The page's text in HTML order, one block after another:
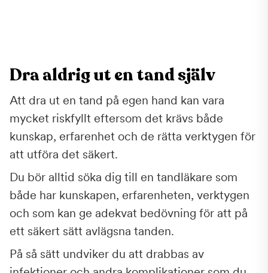
Dra aldrig ut en tand själv
Att dra ut en tand på egen hand kan vara
mycket riskfyllt eftersom det krävs både
kunskap, erfarenhet och de rätta verktygen för
att utföra det säkert.
Du bör alltid söka dig till en tandläkare som
både har kunskapen, erfarenheten, verktygen
och som kan ge adekvat bedövning för att på
ett säkert sätt avlägsna tanden.
På så sätt undviker du att drabbas av